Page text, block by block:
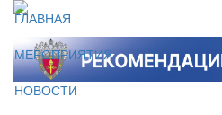
ГЛАВНАЯ
МЕРОПРИЯТИЯ
НОВОСТИ